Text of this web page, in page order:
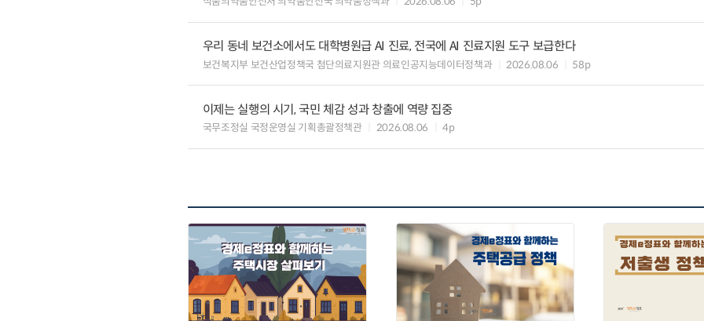
우리 동네 보건소에서도 대학병원급 AI 진료, 전국에 AI 진료지원 도구 보급한다
보건복지부 보건산업정책국 첨단의료지원관 의료인공지능데이터정책과 2026.08.06 58p
이제는 실행의 시기, 국민 체감 성과 창출에 역량 집중
국무조정실 국정운영실 기획총괄정책관 2026.08.06 4p